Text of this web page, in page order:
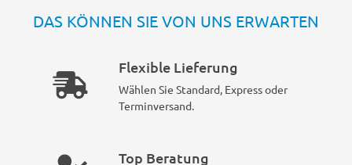
DAS KÖNNEN SIE VON UNS ERWARTEN
Flexible Lieferung
Wählen Sie Standard, Express oder
Terminversand.
Top Beratung